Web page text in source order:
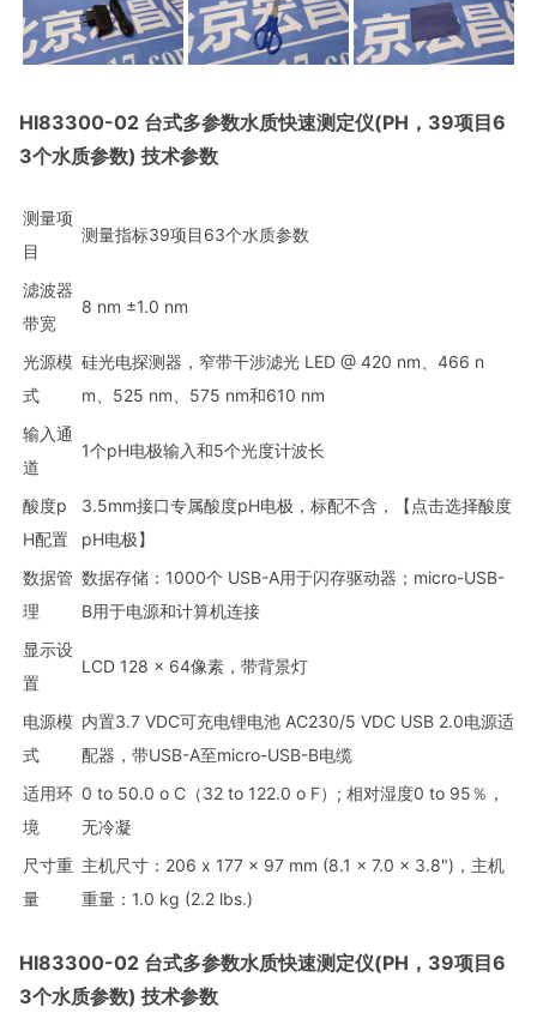
HI83300-02 台式多参数水质快速测定仪(PH，39项目6
3个水质参数) 技术参数
测量项
目
测量指标39项目63个水质参数
滤波器
带宽
8 nm ±1.0 nm
光源模
式
硅光电探测器，窄带干涉滤光 LED @ 420 nm、466 n
m、525 nm、575 nm和610 nm
输入通
道
1个pH电极输入和5个光度计波长
酸度p
H配置
3.5mm接口专属酸度pH电极，标配不含，【点击选择酸度
pH电极】
数据管
理
数据存储：1000个 USB-A用于闪存驱动器；micro-USB-
B用于电源和计算机连接
显示设
置
LCD 128 x 64像素，带背景灯
电源模
式
内置3.7 VDC可充电锂电池 AC230/5 VDC USB 2.0电源适
配器，带USB-A至micro-USB-B电缆
适用环
境
0 to 50.0 o C（32 to 122.0 o F）; 相对湿度0 to 95％，
无冷凝
尺寸重
量
主机尺寸：206 x 177 x 97 mm (8.1 x 7.0 x 3.8")，主机
重量：1.0 kg (2.2 lbs.)
HI83300-02 台式多参数水质快速测定仪(PH，39项目6
3个水质参数) 技术参数